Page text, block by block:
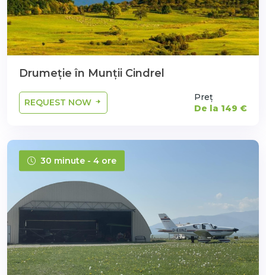
Drumeție în Munții Cindrel
REQUEST NOW
Preț
De la 149 €
30 minute - 4 ore